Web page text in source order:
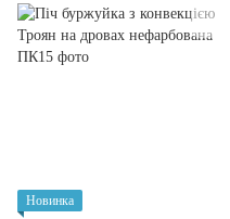
Новинка